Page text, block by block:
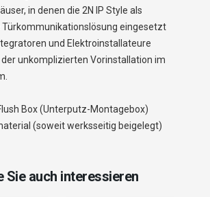
in denen die 2N IP Style als
eingesetzt
und Elektroinstallateure
unkomplizierten Vorinstallation im
Box (Unterputz-Montagebox)
(soweit werksseitig beigelegt)
Sie auch interessieren